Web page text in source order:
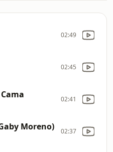
02:49
02:45
02:41
Moreno) 02:37